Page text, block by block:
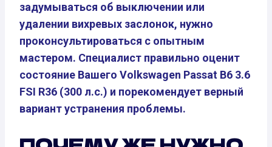
задумываться об выключении или
удалении вихревых заслонок, нужно
проконсультироваться с опытным
мастером. Специалист правильно оценит
состояние Вашего Volkswagen Passat B6 3.6
FSI R36 (300 л.с.) и порекомендует верный
вариант устранения проблемы.